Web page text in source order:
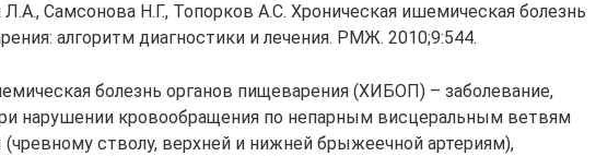
Л.А., Самсонова Н.Г., Топорков А.С. Хроническая ишемическая болезнь
алгоритм диагностики и лечения. РМЖ. 2010;9:544.
болезнь органов пищеварения (ХИБОП) – заболевание,
нарушении кровообращения по непарным висцеральным ветвям
стволу, верхней и нижней брыжеечной артериям),